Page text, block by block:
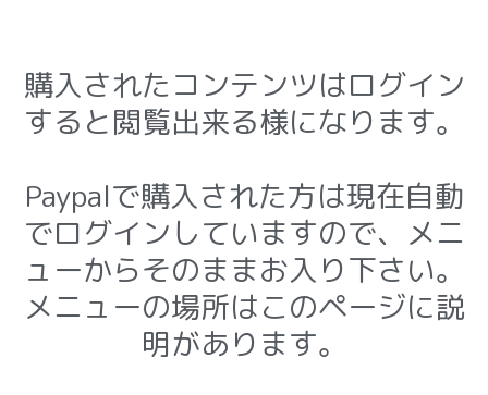
購入されたコンテンツはログイン
すると閲覧出来る様になります。
Paypalで購入された方は現在自動
でログインしていますので、メニ
ューからそのままお入り下さい。
メニューの場所はこのページに説
明があります。